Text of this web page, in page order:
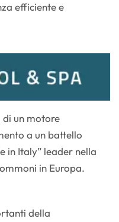
efficiente e
un motore
a un battello
in Italy” leader nella
in Europa.
della